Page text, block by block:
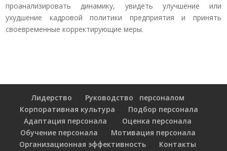
проанализировать динамику, увидеть улучшение или
ухудшение кадровой политики предприятия и принять
своевременные корректирующие меры.
Лидерство
Руководство персоналом
Корпоративная культура
Подбор персонала
Адаптация персонала
Оценка персонала
Обучение персонала
Мотивация персонала
Организационная эффективность
Контакты